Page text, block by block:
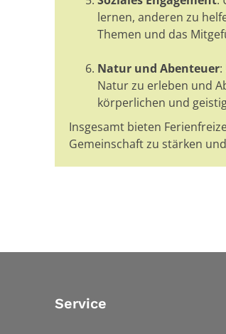
lernen, anderen zu
Themen und das
Natur und Abenteuer
Natur zu erleben und
körperlichen und
Insgesamt bieten
Gemeinschaft zu stärken
Service